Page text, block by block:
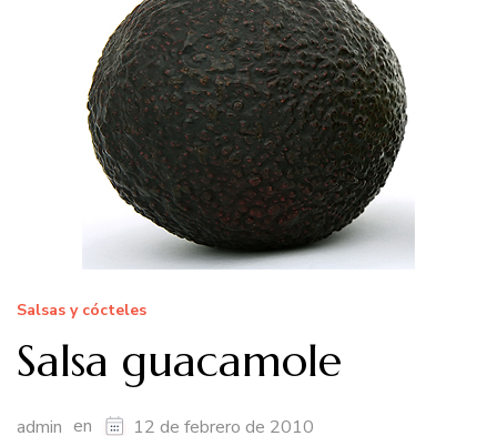
Salsas y cócteles
Salsa guacamole
admin en 12 de febrero de 2010